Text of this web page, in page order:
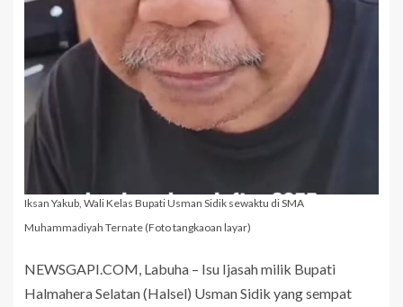
Iksan Yakub, Wali Kelas Bupati Usman Sidik sewaktu di SMA
Muhammadiyah Ternate (Foto tangkaoan layar)
NEWSGAPI.COM, Labuha – Isu Ijasah milik Bupati
Halmahera Selatan (Halsel) Usman Sidik yang sempat